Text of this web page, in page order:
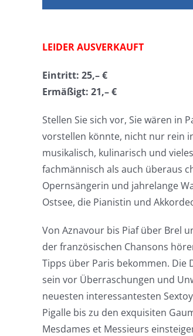
LEIDER AUSVERKAUFT
Eintritt: 25,– €
Ermäßigt: 21,– €
Stellen Sie sich vor, Sie wären in
vorstellen könnte, nicht nur rein
musikalisch, kulinarisch und
fachmännisch als auch überaus
Opernsängerin und jahrelange
Ostsee, die Pianistin und
Von Aznavour bis Piaf über Brel
der französischen Chansons
Tipps über Paris bekommen. Die
sein vor Überraschungen und
neuesten interessantesten
Pigalle bis zu den exquisiten
Mesdames et Messieurs